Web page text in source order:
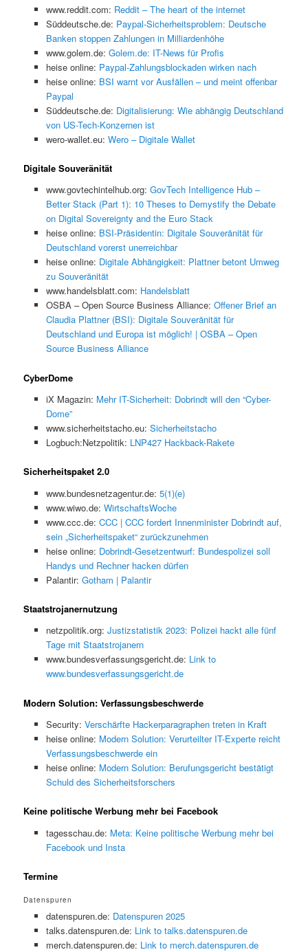
www.reddit.com: Reddit – The heart of the internet
Süddeutsche.de: Paypal-Sicherheitsproblem: Deutsche
Banken stoppen Zahlungen in Milliardenhöhe
www.golem.de: Golem.de: IT-News für Profis
heise online: Paypal-Zahlungsblockaden wirken nach
heise online: BSI warnt vor Ausfällen – und meint offenbar
Paypal
Süddeutsche.de: Digitalisierung: Wie abhängig Deutschland
von US-Tech-Konzernen ist
wero-wallet.eu: Wero – Digitale Wallet
Digitale Souveränität
www.govtechintelhub.org: GovTech Intelligence Hub –
Better Stack (Part 1): 10 Theses to Demystify the Debate
on Digital Sovereignty and the Euro Stack
heise online: BSI-Präsidentin: Digitale Souveränität für
Deutschland vorerst unerreichbar
heise online: Digitale Abhängigkeit: Plattner betont Umweg
zu Souveränität
www.handelsblatt.com: Handelsblatt
OSBA – Open Source Business Alliance: Offener Brief an
Claudia Plattner (BSI): Digitale Souveränität für
Deutschland und Europa ist möglich! | OSBA – Open
Source Business Alliance
CyberDome
iX Magazin: Mehr IT-Sicherheit: Dobrindt will den “Cyber-
Dome”
www.sicherheitstacho.eu: Sicherheitstacho
Logbuch:Netzpolitik: LNP427 Hackback-Rakete
Sicherheitspaket 2.0
www.bundesnetzagentur.de: 5(1)(e)
www.wiwo.de: WirtschaftsWoche
www.ccc.de: CCC | CCC fordert Innenminister Dobrindt auf,
sein „Sicherheitspaket“ zurückzunehmen
heise online: Dobrindt-Gesetzentwurf: Bundespolizei soll
Handys und Rechner hacken dürfen
Palantir: Gotham | Palantir
Staatstrojanernutzung
netzpolitik.org: Justizstatistik 2023: Polizei hackt alle fünf
Tage mit Staatstrojanern
www.bundesverfassungsgericht.de: Link to
www.bundesverfassungsgericht.de
Modern Solution: Verfassungsbeschwerde
Security: Verschärfte Hackerparagraphen treten in Kraft
heise online: Modern Solution: Verurteilter IT-Experte reicht
Verfassungsbeschwerde ein
heise online: Modern Solution: Berufungsgericht bestätigt
Schuld des Sicherheitsforschers
Keine politische Werbung mehr bei Facebook
tagesschau.de: Meta: Keine politische Werbung mehr bei
Facebook und Insta
Termine
Datenspuren
datenspuren.de: Datenspuren 2025
talks.datenspuren.de: Link to talks.datenspuren.de
merch.datenspuren.de: Link to merch.datenspuren.de